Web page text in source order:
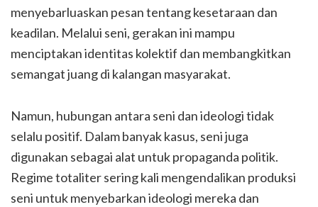
menyebarluaskan pesan tentang kesetaraan dan
keadilan. Melalui seni, gerakan ini mampu
menciptakan identitas kolektif dan membangkitkan
semangat juang di kalangan masyarakat.
Namun, hubungan antara seni dan ideologi tidak
selalu positif. Dalam banyak kasus, seni juga
digunakan sebagai alat untuk propaganda politik.
Regime totaliter sering kali mengendalikan produksi
seni untuk menyebarkan ideologi mereka dan